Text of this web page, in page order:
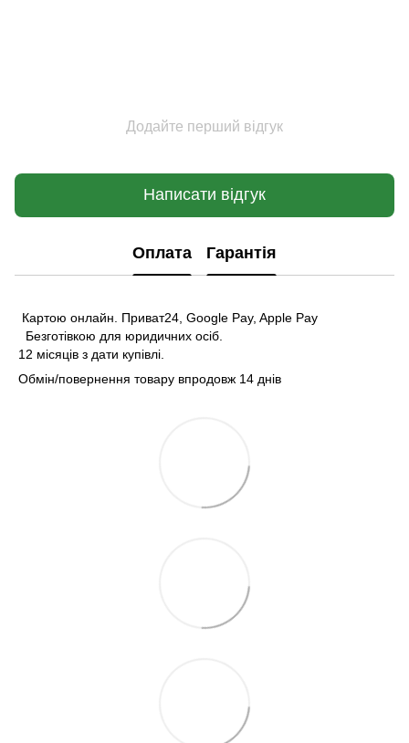
Додайте перший відгук
Написати відгук
Оплата Гарантія
Картою онлайн. Приват24, Google Pay, Apple Pay
Безготівкою для юридичних осіб.
12 місяців з дати купівлі.
Обмін/повернення товару впродовж 14 днів